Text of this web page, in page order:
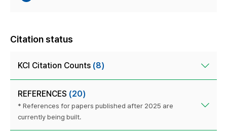
Citation status
KCI Citation Counts (8)
REFERENCES (20)
* References for papers published after 2025 are
currently being built.